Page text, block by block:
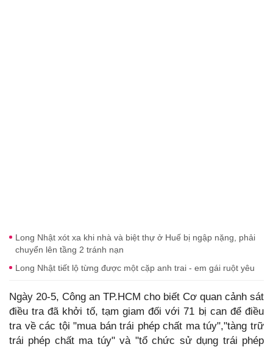
Long Nhật xót xa khi nhà và biệt thự ở Huế bị ngập nặng, phải
chuyển lên tầng 2 tránh nạn
Long Nhật tiết lộ từng được một cặp anh trai - em gái ruột yêu
Ngày 20-5, Công an TP.HCM cho biết Cơ quan cảnh sát
điều tra đã khởi tố, tạm giam đối với 71 bị can để điều
tra về các tội "mua bán trái phép chất ma túy","tàng trữ
trái phép chất ma túy" và "tổ chức sử dụng trái phép